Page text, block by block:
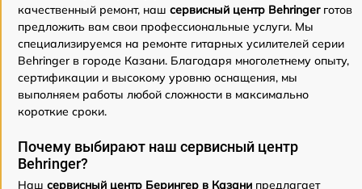
качественный ремонт, наш сервисный центр Behringerготов
предложить вам свои профессиональные услуги. Мы
специализируемся на ремонте гитарных усилителей серии
Behringer в городе Казани. Благодаря многолетнему опыту,
сертификации и высокому уровню оснащения, мы
выполняем работы любой сложности в максимально
короткие сроки.
Почему выбирают наш сервисный центр
Behringer?
Наш сервисный центр Берингер в Казани предлагает